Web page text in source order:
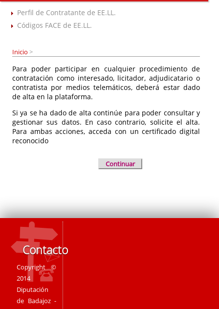
Perfil de Contratante de EE.LL.
Códigos FACE de EE.LL.
Inicio >
Para poder participar en cualquier procedimiento de
contratación como interesado, licitador, adjudicatario o
contratista por medios telemáticos, deberá estar dado
de alta en la plataforma.
Si ya se ha dado de alta continúe para poder consultar y
gestionar sus datos. En caso contrario, solicite el alta.
Para ambas acciones, acceda con un certificado digital
reconocido
Continuar
Contacto
Copyright ©
2014
Diputación
de Badajoz -